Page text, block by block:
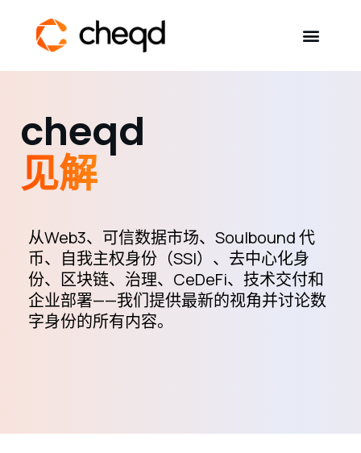
Developers
eBooks & Reports
SSI Explained
Contact
cheqd
见解
从Web3、可信数据市场、Soulbound 代
币、自我主权身份（SSI）、去中心化身
份、区块链、治理、CeDeFi、技术交付和
企业部署——我们提供最新的视角并讨论数
字身份的所有内容。